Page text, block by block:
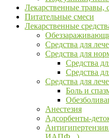
Лекарственные травы,
Питательные смеси
Лекарственные
Средства для
Средства для
Средства
Средства
Средства для
Боль и
Анестезия
Адсорбенты-